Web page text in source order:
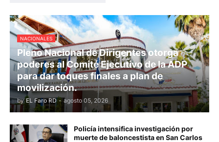
NACIONALES
Pleno Nacional de Dirigentes otorga
poderes al Comité Ejecutivo de la ADP
para dar toques finales a plan de
movilización.
by EL Faro RD - agosto 05, 2026
Policía intensifica investigación por
muerte de baloncestista en San Carlos